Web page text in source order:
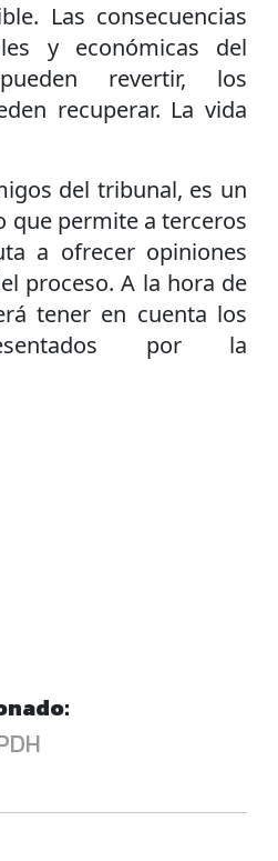
Las consecuencias
y económicas del
revertir, los
recuperar. La vida
del tribunal, es un
que permite a terceros
a ofrecer opiniones
proceso. A la hora de
tener en cuenta los
por la